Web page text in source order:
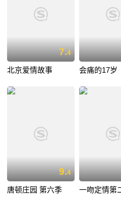
7.4
北京爱情故事 会痛的17岁
9.4
唐顿庄园 第六季 一吻定情第